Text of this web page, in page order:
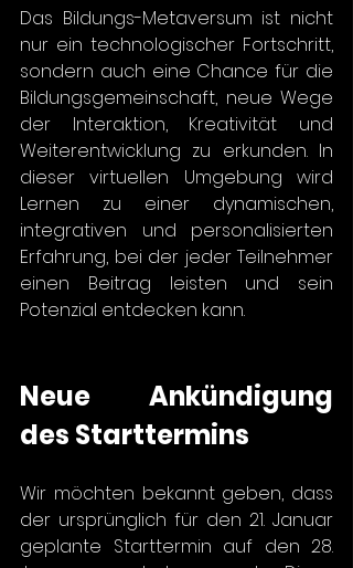
Das Bildungs-Metaversum ist nicht
nur ein technologischer Fortschritt,
sondern auch eine Chance für die
Bildungsgemeinschaft, neue Wege
der Interaktion, Kreativität und
Weiterentwicklung zu erkunden. In
dieser virtuellen Umgebung wird
Lernen zu einer dynamischen,
integrativen und personalisierten
Erfahrung, bei der jeder Teilnehmer
einen Beitrag leisten und sein
Potenzial entdecken kann.
Neue Ankündigung
des Starttermins
Wir möchten bekannt geben, dass
der ursprünglich für den 21. Januar
geplante Starttermin auf den 28.